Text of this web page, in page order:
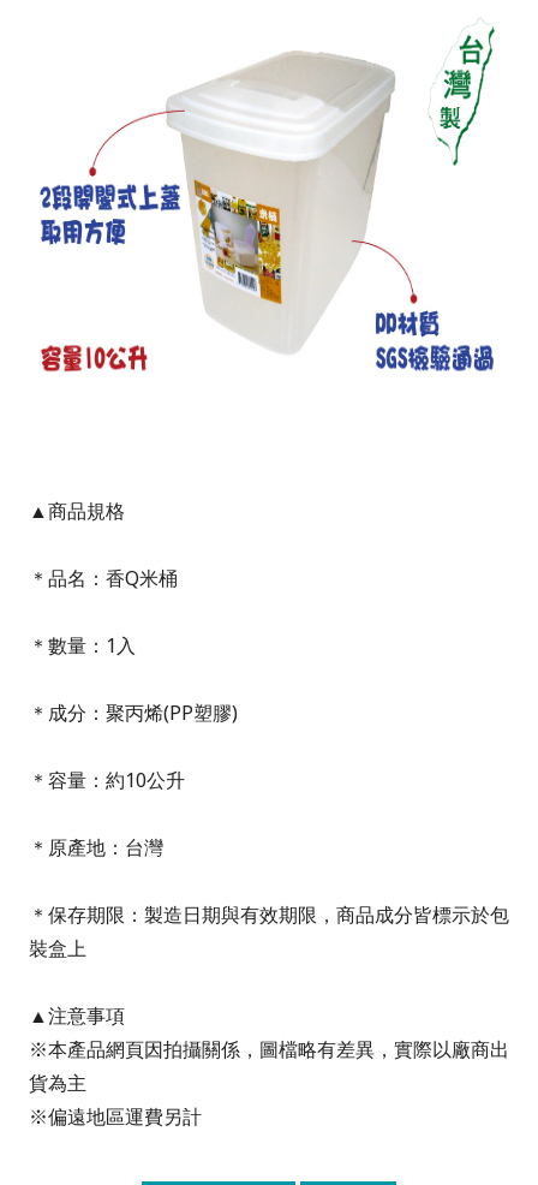
▲商品規格
＊品名：香Q米桶
＊數量：1入
＊成分：聚丙烯(PP塑膠)
＊容量：約10公升
＊原產地：台灣
＊保存期限：製造日期與有效期限，商品成分皆標示於包
裝盒上
▲注意事項
※本產品網頁因拍攝關係，圖檔略有差異，實際以廠商出
貨為主
※偏遠地區運費另計